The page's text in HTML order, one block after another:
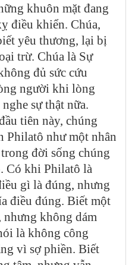
khuôn mặt đang
điều khiển. Chúa,
yêu thương, lại bị
trừ. Chúa là Sự
đủ sức cứu
người khi lòng
sự thật nữa.
tiên này, chúng
Philatô như một nhân
đời sống chúng
Có khi Philatô là
gì là đúng, nhưng
điều đúng. Biết một
không dám
là không công
vì sợ phiền. Biết